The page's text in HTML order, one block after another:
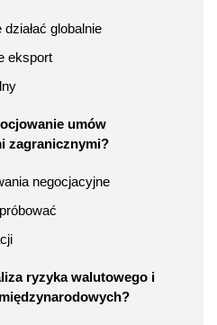
globalnie
eksport
umów
zagranicznymi?
negocjacyjne
ryzyka walutowego i